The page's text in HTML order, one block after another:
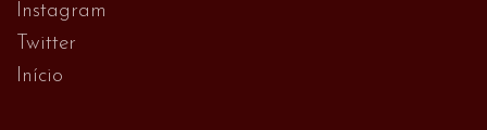
Instagram
Twitter
Início